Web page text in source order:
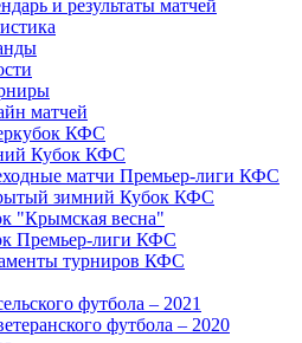
и результаты матчей
матчей
КФС
Кубок КФС
матчи Премьер-лиги КФС
зимний Кубок КФС
"Крымская весна"
Премьер-лиги КФС
турниров КФС
футбола – 2021
футбола – 2020